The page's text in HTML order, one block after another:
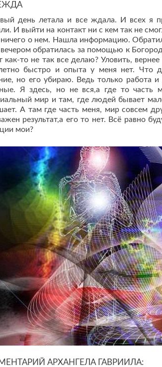
день летала и все ждала. И всех я
И выйти на контакт ни с кем так не
ничего о нем. Нашла информацию.
обратилась за помощью к
как-то не так все делаю? Уловить,
быстро и опыта у меня нет. Что
но его убираю. Ведь только работа
Я здесь, но не вся,а где то часть
мир и там, где людей бывает
А там где часть меня, мир совсем
результат,а его то нет. Всё равно
мои?
АРХАНГЕЛА ГАВРИИЛА: